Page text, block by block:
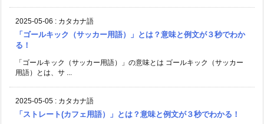
2025-05-06 : カタカナ語
「ゴールキック（サッカー用語）」とは？意味と例文が３秒でわか
る！
「ゴールキック（サッカー用語）」の意味とは ゴールキック（サッカー
用語）とは、サ ...
2025-05-05 : カタカナ語
「ストレート(カフェ用語）」とは？意味と例文が３秒でわかる！